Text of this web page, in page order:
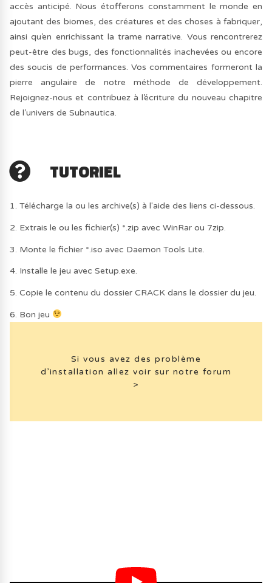
accès anticipé. Nous étofferons constamment le monde en
ajoutant des biomes, des créatures et des choses à fabriquer,
ainsi qu’en enrichissant la trame narrative. Vous rencontrerez
peut-être des bugs, des fonctionnalités inachevées ou encore
des soucis de performances. Vos commentaires formeront la
pierre angulaire de notre méthode de développement.
Rejoignez-nous et contribuez à l’écriture du nouveau chapitre
de l’univers de Subnautica.
TUTORIEL
1. Télécharge la ou les archive(s) à l'aide des liens ci-dessous.
2. Extrais le ou les fichier(s) *.zip avec WinRar ou 7zip.
3. Monte le fichier *.iso avec Daemon Tools Lite.
4. Installe le jeu avec Setup.exe.
5. Copie le contenu du dossier CRACK dans le dossier du jeu.
6. Bon jeu
Si vous avez des problème
d’installation allez voir sur notre forum
>